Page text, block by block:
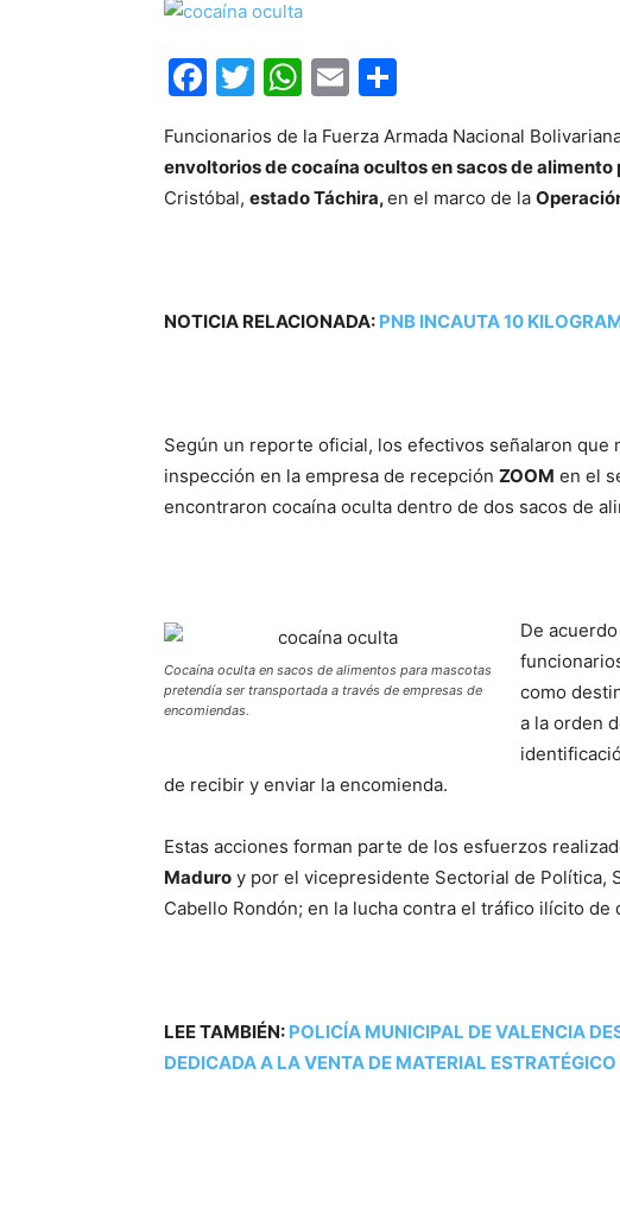
Facebook
Twitter
WhatsApp
Email
Funcionarios de la Fuerza Armada Nacional
envoltorios de cocaína ocultos en sacos de alimento
Cristóbal, estado Táchira,en el marco de la
NOTICIA RELACIONADA: PNB INCAUTA 10
Según un reporte oficial, los efectivos señalaron que
inspección en la empresa de recepción ZOOM en el
encontraron cocaína oculta dentro de dos sacos de
Cocaína oculta en sacos de alimentos para mascotas
pretendía ser transportada a través de empresas de
encomiendas.
De
como
a la orden
de recibir y enviar la encomienda.
Estas acciones forman parte de los esfuerzos
Maduro y por el vicepresidente Sectorial de Política,
Cabello Rondón; en la lucha contra el tráfico ilícito de
LEE TAMBIÉN: POLICÍA MUNICIPAL DE VALENCIA
DEDICADA A LA VENTA DE MATERIAL